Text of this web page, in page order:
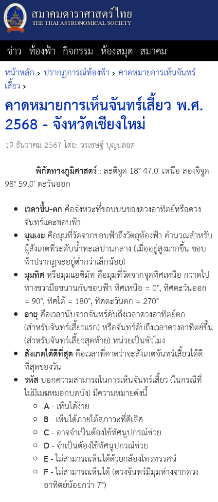
ข่าว ท้องฟ้า กิจกรรม ห้องสมุด สมาคม
หน้าหลัก ปรากฏการณ์ท้องฟ้า คาดหมายการเห็นจันทร์
เสี้ยว
คาดหมายการเห็นจันทร์เสี้ยว พ.ศ.
2568 - จังหวัดเชียงใหม่
19 ธันวาคม 2567โดย: วรเชษฐ์ บุญปลอด
พิกัดทางภูมิศาสตร์: ละติจูด 18° 47.0′ เหนือ ลองจิจูด
98° 59.0′ ตะวันออก
เวลาขึ้น-ตกคือจังหวะที่ขอบบนของดวงอาทิตย์หรือดวง
จันทร์แตะขอบฟ้า
มุมเงยคือมุมที่วัดจากขอบฟ้าถึงวัตถุท้องฟ้า คำนวณสำหรับ
ผู้สังเกตที่ระดับน้ำทะเลปานกลาง (เมื่ออยู่สูงมากขึ้น ขอบ
ฟ้าปรากฏจะอยู่ต่ำกว่าเล็กน้อย)
มุมทิศหรือมุมแอซิมัท คือมุมที่วัดจากจุดทิศเหนือ กวาดไป
ทางขวามือขนานกับขอบฟ้า ทิศเหนือ = 0°, ทิศตะวันออก
= 90°, ทิศใต้ = 180°, ทิศตะวันตก = 270°
อายุคือเวลานับจากจันทร์ดับถึงเวลาดวงอาทิตย์ตก
(สำหรับจันทร์เสี้ยวแรก) หรือจันทร์ดับถึงเวลาดวงอาทิตย์ขึ้น
(สำหรับจันทร์เสี้ยวสุดท้าย) หน่วยเป็นชั่วโมง
สังเกตได้ดีที่สุดคือเวลาที่คาดว่าจะสังเกตจันทร์เสี้ยวได้ดี
ที่สุดของวัน
รหัสบอกความสามารถในการเห็นจันทร์เสี้ยว (ในกรณีที่
ไม่มีเมฆหมอกบดบัง) มีความหมายดังนี้
A- เห็นได้ง่าย
B- เห็นได้ภายใต้สภาวะที่ดีเลิศ
C- อาจจำเป็นต้องใช้ทัศนูปกรณ์ช่วย
D- จำเป็นต้องใช้ทัศนูปกรณ์ช่วย
E- ไม่สามารถเห็นได้ด้วยกล้องโทรทรรศน์
F- ไม่สามารถเห็นได้ (ดวงจันทร์มีมุมห่างจากดวง
อาทิตย์น้อยกว่า 7°)